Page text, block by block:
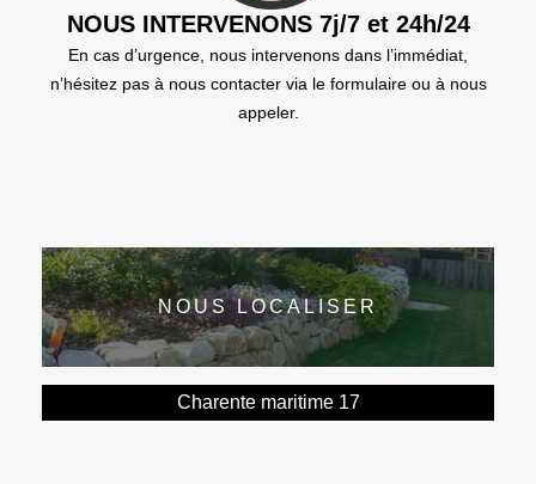
NOUS INTERVENONS 7j/7 et 24h/24
En cas d’urgence, nous intervenons dans l’immédiat,
n’hésitez pas à nous contacter via le formulaire ou à nous
appeler.
NOUS LOCALISER
Charente maritime 17